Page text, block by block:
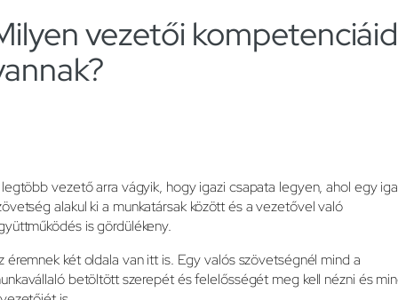
vezetői kompetenciáid
vezető arra vágyik, hogy igazi csapata legyen, ahol egy
alakul ki a munkatársak között és a vezetővel való
is gördülékeny.
éremnek két oldala van itt is. Egy valós szövetségnél mind a
betöltött szerepét és felelősségét meg kell nézni és